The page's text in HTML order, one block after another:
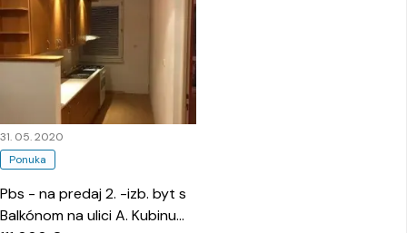
Ponuka
31. 05. 2020
Pbs - na predaj 2. -izb. byt s
Balkónom na ulici A. Kubinu…